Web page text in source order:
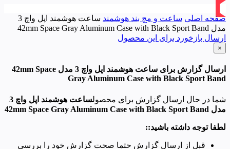
صفحه اصلی ساعت و مچ بند هوشمند
ساعت هوشمند اپل واچ 3
مدل 42mm Space Gray Aluminum Case with Black Sport Band
ارسال بازخورد برای این محصول
×
ارسال گزارش برای ساعت هوشمند اپل واچ 3 مدل 42mm Space
Gray Aluminum Case with Black Sport Band
شما در حال ارسال گزارش برای محصول
ساعت هوشمند اپل واچ 3
مدل 42mm Space Gray Aluminum Case with Black Sport Band
لطفا توجه داشته باشید::
قبل از ارسال گزارش حتما صحت گزارش خود را بررسی